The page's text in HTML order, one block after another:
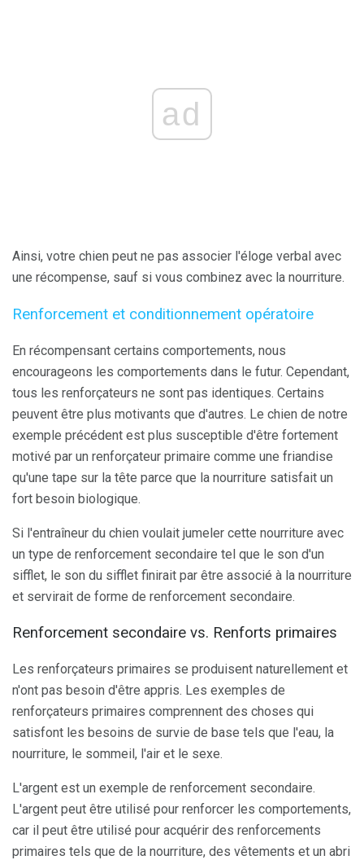
ad
Ainsi, votre chien peut ne pas associer l'éloge verbal avec
une récompense, sauf si vous combinez avec la nourriture.
Renforcement et conditionnement opératoire
En récompensant certains comportements, nous
encourageons les comportements dans le futur. Cependant,
tous les renforçateurs ne sont pas identiques. Certains
peuvent être plus motivants que d'autres. Le chien de notre
exemple précédent est plus susceptible d'être fortement
motivé par un renforçateur primaire comme une friandise
qu'une tape sur la tête parce que la nourriture satisfait un
fort besoin biologique.
Si l'entraîneur du chien voulait jumeler cette nourriture avec
un type de renforcement secondaire tel que le son d'un
sifflet, le son du sifflet finirait par être associé à la nourriture
et servirait de forme de renforcement secondaire.
Renforcement secondaire vs. Renforts primaires
Les renforçateurs primaires se produisent naturellement et
n'ont pas besoin d'être appris. Les exemples de
renforçateurs primaires comprennent des choses qui
satisfont les besoins de survie de base tels que l'eau, la
nourriture, le sommeil, l'air et le sexe.
L'argent est un exemple de renforcement secondaire.
L'argent peut être utilisé pour renforcer les comportements,
car il peut être utilisé pour acquérir des renforcements
primaires tels que de la nourriture, des vêtements et un abri